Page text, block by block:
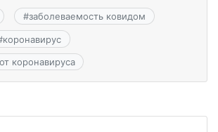
#заболеваемость ковидом
коронавирус
коронавируса